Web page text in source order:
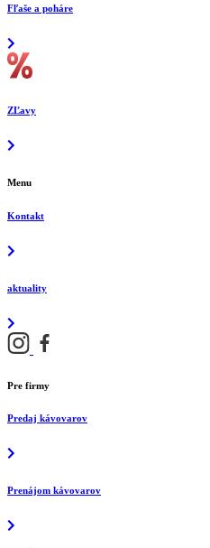
Fľaše a poháre
ZĽavy
Menu
Kontakt
aktuality
Pre firmy
Predaj kávovarov
Prenájom kávovarov